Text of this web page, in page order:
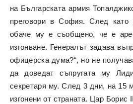
на Българската армия
преговори в София. След като
обаче му е съобщено, че е
изгонване. Генералът задава
офицерска дума?“, но не
да доведат съпругата му
секретаря му. След 3 дни, на 15
изгонени от страната. Цар